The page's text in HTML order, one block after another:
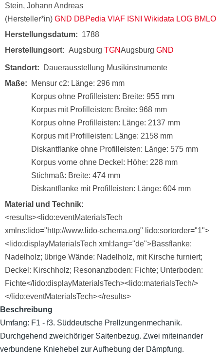
Stein, Johann Andreas
(Hersteller*in) GND DBPedia VIAF ISNI Wikidata LOG BMLO
Herstellungsdatum
1788
Herstellungsort
Augsburg TGNAugsburg GND
Standort
Dauerausstellung Musikinstrumente
Maße
Mensur c2: Länge: 296 mm
Korpus ohne Profilleisten: Breite: 955 mm
Korpus mit Profilleisten: Breite: 968 mm
Korpus ohne Profilleisten: Länge: 2137 mm
Korpus mit Profilleisten: Länge: 2158 mm
Diskantflanke ohne Profilleisten: Länge: 575 mm
Korpus vorne ohne Deckel: Höhe: 228 mm
Stichmaß: Breite: 474 mm
Diskantflanke mit Profilleisten: Länge: 604 mm
Material und Technik
<results><lido:eventMaterialsTech
xmlns:lido="http://www.lido-schema.org" lido:sortorder="1">
<lido:displayMaterialsTech xml:lang="de">Bassflanke:
Nadelholz; übrige Wände: Nadelholz, mit Kirsche furniert;
Deckel: Kirschholz; Resonanzboden: Fichte; Unterboden:
Fichte</lido:displayMaterialsTech><lido:materialsTech/>
</lido:eventMaterialsTech></results>
Beschreibung
Umfang: F1 - f3. Süddeutsche Prellzungenmechanik.
Durchgehend zweichöriger Saitenbezug. Zwei miteinander
verbundene Kniehebel zur Aufhebung der Dämpfung.